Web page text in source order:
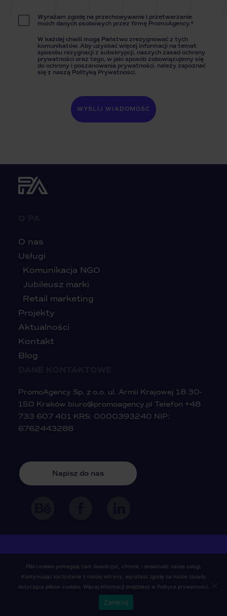
Wyrażam zgodę na przechowywanie i przetwarzanie
moich danych osobowych przez firmę PromoAgency.*
W każdej chwili mogą Państwo zrezygnować z tych
komunikatów. Aby uzyskać więcej informacji na temat
sposobu rezygnacji z subskrypcji, naszych zasad ochrony
prywatności oraz tego, w jaki sposób zobowiązujemy się
do ochrony i poszanowania prywatności, należy zapoznać
się z naszą Polityką Prywatności.
O nas
Usługi
Komunikacja NGO
Jubileusz marki
Retail marketing
Projekty
Aktualności
Kontakt
Blog
PromoAgency Sp. z o.o. ul. Armii Krajowej 18 30-
150 Kraków biuro@promoagency.pl Telefon +48
733 607 401 KRS: 0000393240 NIP:
6762443288
Napisz do nas
© 2023 PromoAgencyAgencja ReklamowaAll rights
reserved
Pliki cookies pomagają nam świadczyć, chronić i doskonalić nasze usługi.
Kontynuując korzystanie z naszej witryny, wyrażasz zgodę na nasze zasady
dotyczące plików cookies. Więcej informacji znajdziesz w Polityce prywatności.
Zamknij